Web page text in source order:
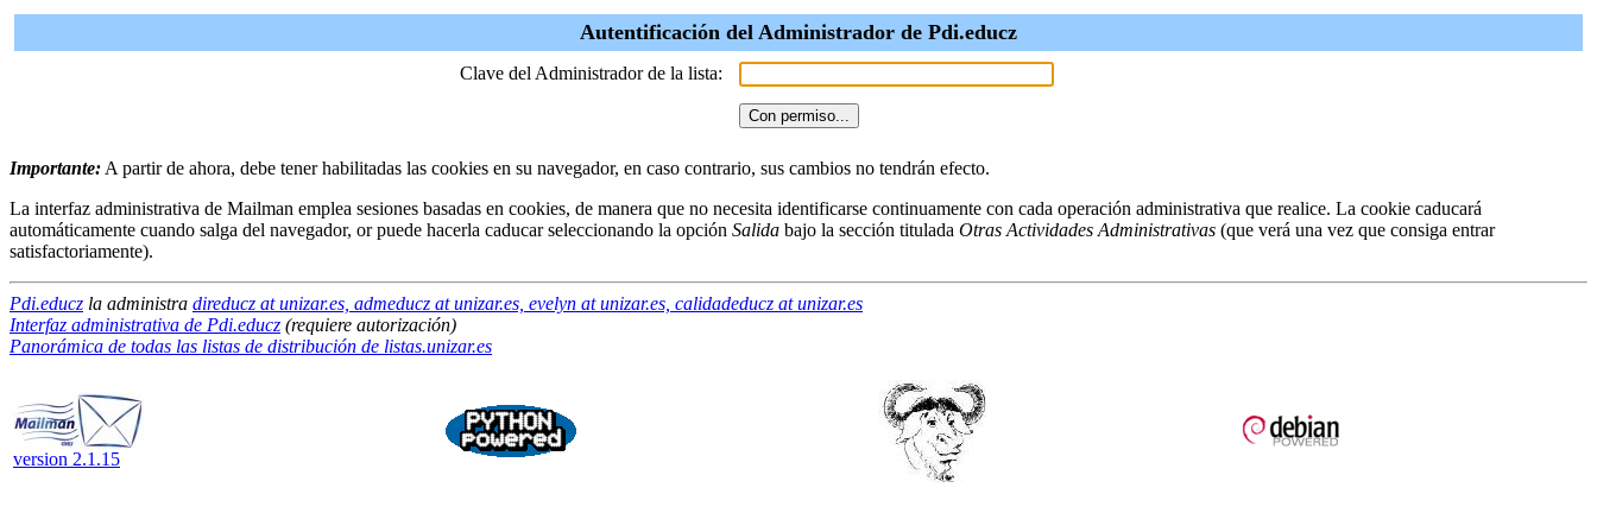
Autentificación del Administrador de Pdi.educz
Clave del Administrador de la lista:
Importante: A partir de ahora, debe tener habilitadas las cookies en su navegador, en caso contrario, sus cambios no tendrán efecto.
La interfaz administrativa de Mailman emplea sesiones basadas en cookies, de manera que no necesita identificarse continuamente con cada operación administrativa que realice. La cookie caducará
automáticamente cuando salga del navegador, or puede hacerla caducar seleccionando la opción Salida bajo la sección titulada Otras Actividades Administrativas (que verá una vez que consiga entrar
satisfactoriamente).
Pdi.educz la administra direducz at unizar.es, admeducz at unizar.es, evelyn at unizar.es, calidadeducz at unizar.es
Interfaz administrativa de Pdi.educz (requiere autorización)
Panorámica de todas las listas de distribución de listas.unizar.es
version 2.1.15